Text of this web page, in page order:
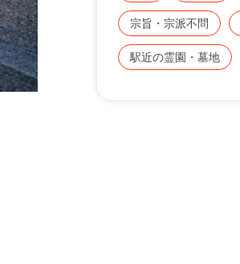
宗旨・宗派不問
駅近の霊園・墓地